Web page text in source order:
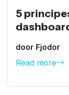
5
door Fjodor
Read more